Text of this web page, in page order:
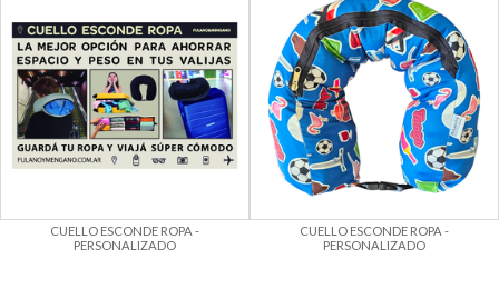
CUELLO ESCONDE ROPA -
PERSONALIZADO
CUELLO ESCONDE ROPA -
PERSONALIZADO